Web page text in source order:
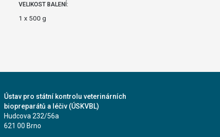
VELIKOST BALENÍ:
1 x 500 g
Ústav pro státní kontrolu veterinárních
biopreparátů a léčiv (ÚSKVBL)
Hudcova 232/56a
621 00 Brno